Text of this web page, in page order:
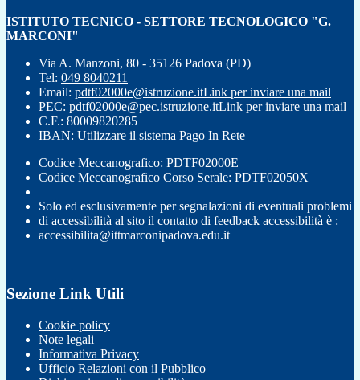
ISTITUTO TECNICO - SETTORE TECNOLOGICO "G.
MARCONI"
Via A. Manzoni, 80 - 35126 Padova (PD)
Tel: 049 8040211
Email: pdtf02000e@istruzione.itLink per inviare una mail
PEC: pdtf02000e@pec.istruzione.itLink per inviare una mail
C.F.: 80009820285
IBAN: Utilizzare il sistema Pago In Rete
Codice Meccanografico: PDTF02000E
Codice Meccanografico Corso Serale: PDTF02050X
Solo ed esclusivamente per segnalazioni di eventuali problemi
di accessibilità al sito il contatto di feedback accessibilità è :
accessibilita@ittmarconipadova.edu.it
Sezione Link Utili
Cookie policy
Note legali
Informativa Privacy
Ufficio Relazioni con il Pubblico